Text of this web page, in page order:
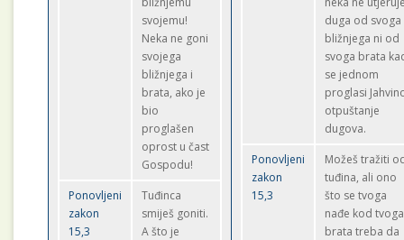
svojemu!
Neka ne goni
svojega
bližnjega i
brata, ako je
bio
proglašen
oprost u čast
Gospodu!
Ponovljeni
zakon
15,3
Tuđinca
smiješ goniti.
A što je
duga od svoga
bližnjega ni od
svoga brata
se jednom
proglasi
otpuštanje
dugova.
Ponovljeni
zakon
15,3
Možeš tražiti
tuđina, ali ono
što se tvoga
nađe kod tvoga
brata treba da